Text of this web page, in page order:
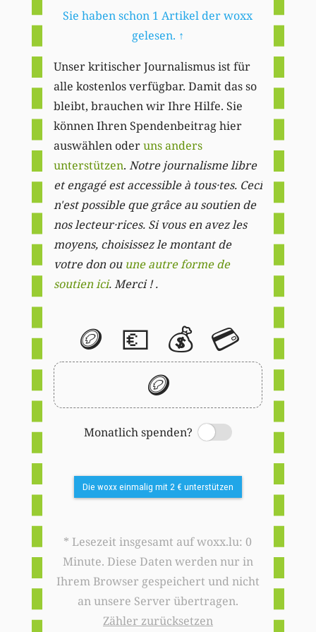
Sie haben schon 1 Artikel der woxx
gelesen. ↑
Unser kritischer Journalismus ist für
alle kostenlos verfügbar. Damit das so
bleibt, brauchen wir Ihre Hilfe. Sie
können Ihren Spendenbeitrag hier
auswählen oderuns anders
unterstützen. Notre journalisme libre
et engagé est accessible à tous·tes. Ceci
n'est possible que grâce au soutien de
nos lecteur·rices. Si vous en avez les
moyens, choisissez le montant de
votre don ou une autre forme de
soutien ici. Merci ! .
🪙 💶 💰 💳
🪙
Monatlich spenden?
Switch
Die woxx einmalig mit 2 € unterstützen
* Lesezeit insgesamt auf woxx.lu: 0
Minute. Diese Daten werden nur in
Ihrem Browser gespeichert und nicht
an unsere Server übertragen.
Zähler zurücksetzen